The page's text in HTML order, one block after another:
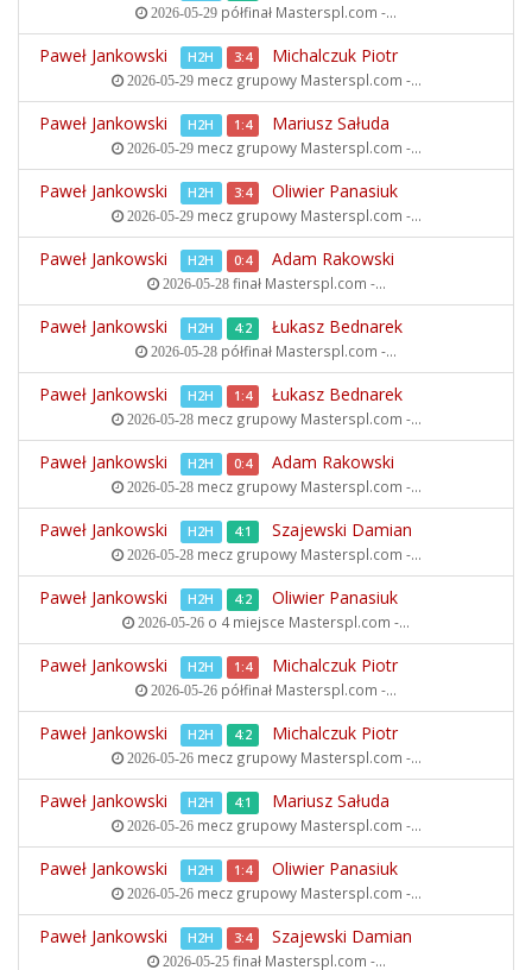
2026-05-29 półfinał Masterspl.com -...
Paweł Jankowski H2H 3:4 Michalczuk Piotr
2026-05-29mecz grupowy Masterspl.com -...
Paweł Jankowski H2H 1:4 Mariusz Sałuda
2026-05-29mecz grupowy Masterspl.com -...
Paweł Jankowski H2H 3:4 Oliwier Panasiuk
2026-05-29mecz grupowy Masterspl.com -...
Paweł Jankowski H2H 0:4 Adam Rakowski
2026-05-28finał Masterspl.com -...
Paweł Jankowski H2H 4:2 Łukasz Bednarek
2026-05-28 półfinał Masterspl.com -...
Paweł Jankowski H2H 1:4 Łukasz Bednarek
2026-05-28mecz grupowy Masterspl.com -...
Paweł Jankowski H2H 0:4 Adam Rakowski
2026-05-28mecz grupowy Masterspl.com -...
Paweł Jankowski H2H 4:1 Szajewski Damian
2026-05-28mecz grupowy Masterspl.com -...
Paweł Jankowski H2H 4:2 Oliwier Panasiuk
2026-05-26 o 4 miejsce Masterspl.com -...
Paweł Jankowski H2H 1:4 Michalczuk Piotr
2026-05-26 półfinał Masterspl.com -...
Paweł Jankowski H2H 4:2 Michalczuk Piotr
2026-05-26mecz grupowy Masterspl.com -...
Paweł Jankowski H2H 4:1 Mariusz Sałuda
2026-05-26mecz grupowy Masterspl.com -...
Paweł Jankowski H2H 1:4 Oliwier Panasiuk
2026-05-26mecz grupowy Masterspl.com -...
Paweł Jankowski H2H 3:4 Szajewski Damian
2026-05-25finał Masterspl.com -...